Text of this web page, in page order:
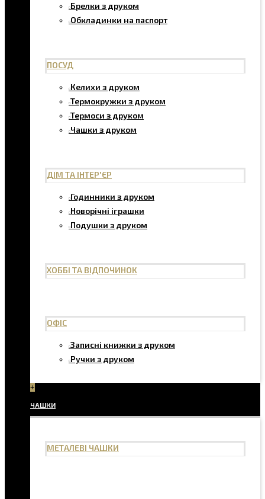
Брелки з друком
Обкладинки на паспорт
ПОСУД
Келихи з друком
Термокружки з друком
Термоси з друком
Чашки з друком
ДІМ ТА ІНТЕР'ЄР
Годинники з друком
Новорічні іграшки
Подушки з друком
ХОББІ ТА ВІДПОЧИНОК
ОФІС
Записні книжки з друком
Ручки з друком
+
ЧАШКИ
МЕТАЛЕВІ ЧАШКИ